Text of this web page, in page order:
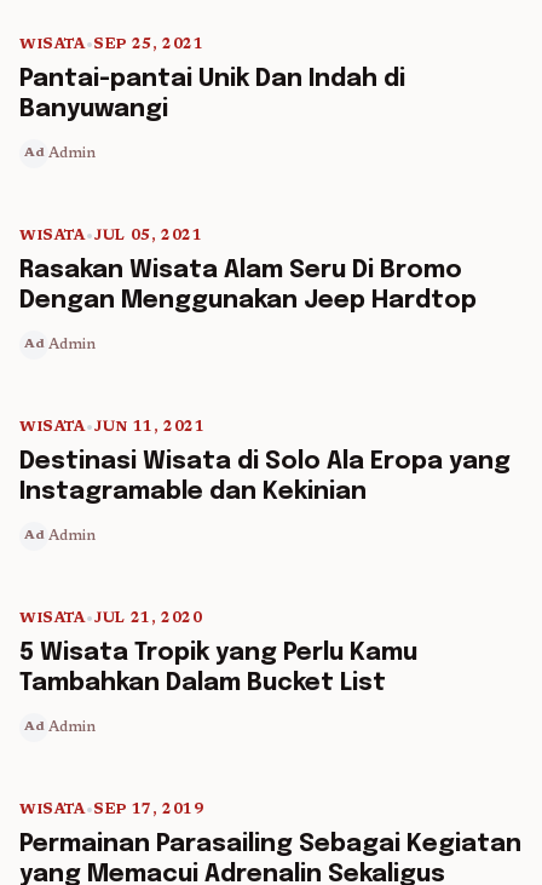
WISATA•SEP 25, 2021
Pantai-pantai Unik Dan Indah di
Banyuwangi
Ad Admin
WISATA•JUL 05, 2021
Rasakan Wisata Alam Seru Di Bromo
Dengan Menggunakan Jeep Hardtop
Ad Admin
WISATA•JUN 11, 2021
Destinasi Wisata di Solo Ala Eropa yang
Instagramable dan Kekinian
Ad Admin
WISATA•JUL 21, 2020
5 Wisata Tropik yang Perlu Kamu
Tambahkan Dalam Bucket List
Ad Admin
5 min read
WISATA•SEP 17, 2019
Permainan Parasailing Sebagai Kegiatan
yang Memacui Adrenalin Sekaligus